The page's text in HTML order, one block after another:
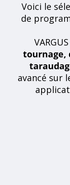
Voici le
de
tournage,
avancé sur